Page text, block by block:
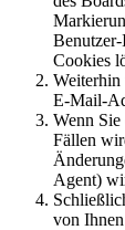
Cookies
Weiterhin
E-Mail-
Wenn
Fällen
Agent)
von